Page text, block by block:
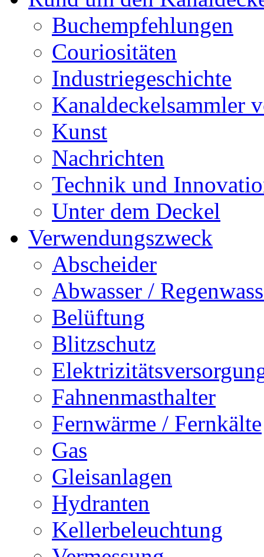
Buchempfehlungen
Couriositäten
Industriegeschichte
Kanaldeckelsammler
Kunst
Nachrichten
Technik und
Unter dem Deckel
Verwendungszweck
Abscheider
Abwasser /
Belüftung
Blitzschutz
Fahnenmasthalter
Fernwärme / Fernkälte
Gas
Gleisanlagen
Hydranten
Kellerbeleuchtung